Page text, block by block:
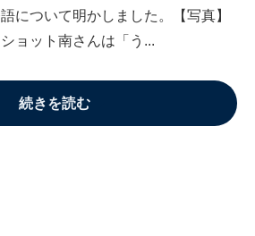
について明かしました。【写真】
ョット南さんは「う...
続きを読む